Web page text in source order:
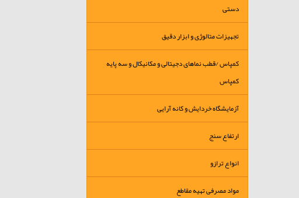
دستی
تجهیزات متالوژی و ابزار دقیق
کمپاس /قطب نماهای دجیتالی و مکانیکال و سه پایه
کمپاس
آزمایشگاه خردایش و کانه آرایی
ارتفاع سنج
انواع ترازو
مواد مصرفی تهیه مقاطع